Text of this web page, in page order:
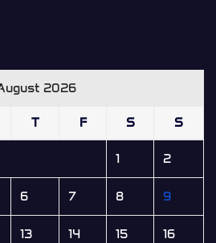
2026
T F S S
1 2
6 7 8 9
13 14 15 16